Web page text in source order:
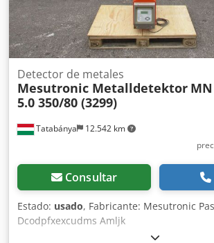
en la tolva 2 bares
Tatabánya 12.542 km
Detector de metales
Mesutronic Metalldetektor MN
5.0 350/80 (3299)
Consultar
Estado: usado, Fabricante: Mesutronic
Dcodpfxexcudms Amljk